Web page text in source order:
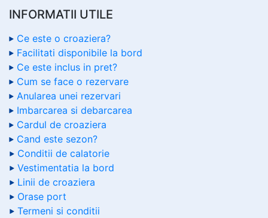
INFORMATII UTILE
Ce este o croaziera?
Facilitati disponibile la bord
Ce este inclus in pret?
Cum se face o rezervare
Anularea unei rezervari
Imbarcarea si debarcarea
Cardul de croaziera
Cand este sezon?
Conditii de calatorie
Vestimentatia la bord
Linii de croaziera
Orase port
Termeni si conditii